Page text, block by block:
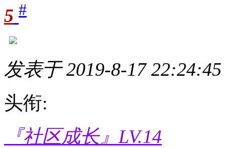
5 #
发表于 2019-8-17 22:24:45
头衔:
『社区成长』LV.14